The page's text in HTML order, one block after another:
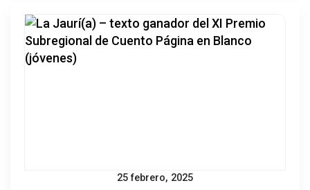
25 febrero, 2025